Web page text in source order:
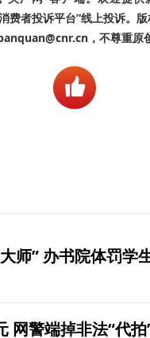
费者投诉平台”线上投诉。
，不尊重原
师” 办书院体罚学
网警端掉非法“代